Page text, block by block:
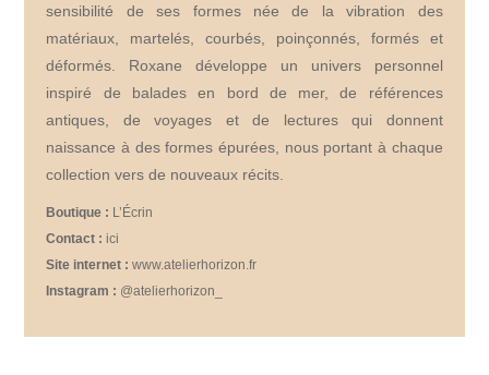
sensibilité de ses formes née de la vibration des
matériaux, martelés, courbés, poinçonnés, formés et
déformés. Roxane développe un univers personnel
inspiré de balades en bord de mer, de références
antiques, de voyages et de lectures qui donnent
naissance à des formes épurées, nous portant à chaque
collection vers de nouveaux récits.
Boutique : L’Écrin
Contact : ici
Site internet : www.atelierhorizon.fr
Instagram : @atelierhorizon_